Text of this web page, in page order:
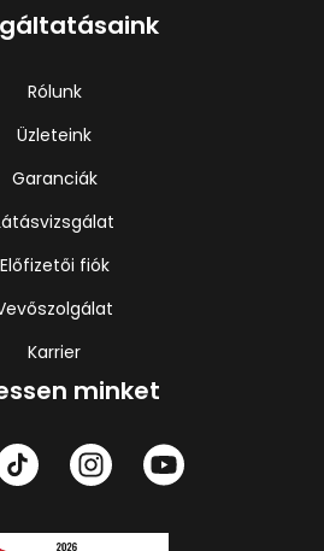
Rólunk
Üzleteink
Garanciák
Előfizetői fiók
Karrier
minket